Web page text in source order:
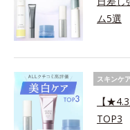
ム5選
スキンケ
【
TOP3